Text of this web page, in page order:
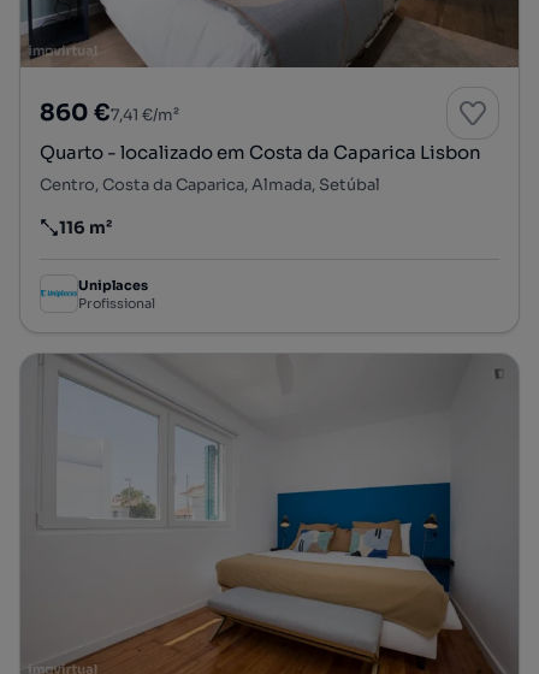
860 €7,41 €/m²
Quarto - localizado em Costa da Caparica Lisbon
Centro, Costa da Caparica, Almada, Setúbal
Preço por metro quadrado
116 m²
Uniplaces
Profissional